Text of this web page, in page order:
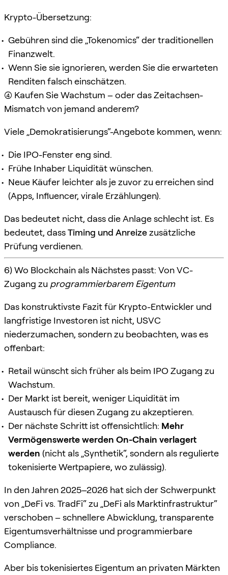
Krypto-Übersetzung:
Gebühren sind die „Tokenomics“ der traditionellen
Finanzwelt.
Wenn Sie sie ignorieren, werden Sie die erwarteten
Renditen falsch einschätzen.
(4) Kaufen Sie Wachstum – oder das Zeitachsen-
Mismatch von jemand anderem?
Viele „Demokratisierungs“-Angebote kommen, wenn:
Die IPO-Fenster eng sind.
Frühe Inhaber Liquidität wünschen.
Neue Käufer leichter als je zuvor zu erreichen sind
(Apps, Influencer, virale Erzählungen).
Das bedeutet nicht, dass die Anlage schlecht ist. Es
bedeutet, dassTiming und Anreizezusätzliche
Prüfung verdienen.
6) Wo Blockchain als Nächstes passt: Von VC-
Zugang zu programmierbarem Eigentum
Das konstruktivste Fazit für Krypto-Entwickler und
langfristige Investoren ist nicht, USVC
niederzumachen, sondern zu beobachten, was es
offenbart:
Retail wünscht sich früher als beim IPO Zugang zu
Wachstum.
Der Markt ist bereit, weniger Liquidität im
Austausch für diesen Zugang zu akzeptieren.
Der nächste Schritt ist offensichtlich: Mehr
Vermögenswerte werden On-Chain verlagert
werden (nicht als „Synthetik“, sondern als regulierte
tokenisierte Wertpapiere, wo zulässig).
In den Jahren 2025–2026 hat sich der Schwerpunkt
von „DeFi vs. TradFi“ zu „DeFi als Marktinfrastruktur“
verschoben – schnellere Abwicklung, transparente
Eigentumsverhältnisse und programmierbare
Compliance.
Aber bis tokenisiertes Eigentum an privaten Märkten